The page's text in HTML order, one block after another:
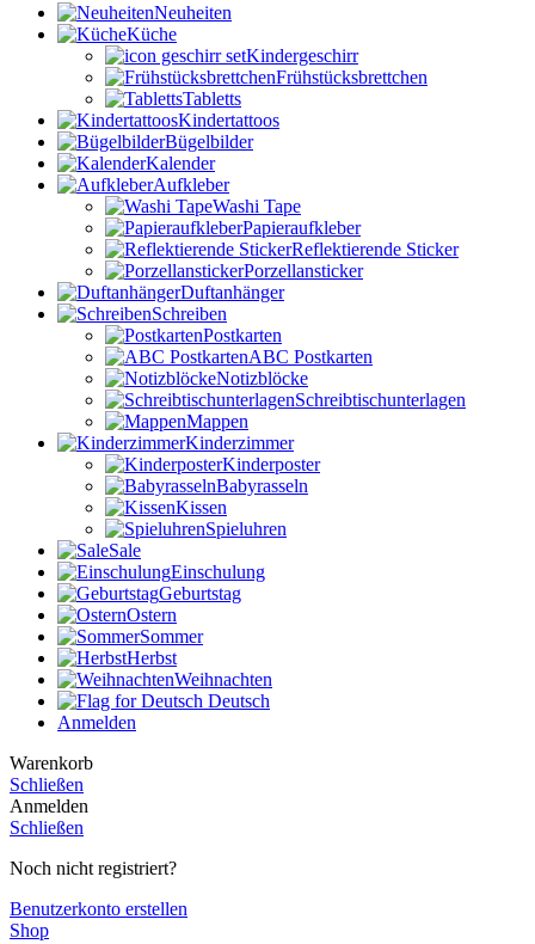
Neuheiten
Küche
Kindergeschirr
Frühstücksbrettchen
Tabletts
Kindertattoos
Bügelbilder
Kalender
Aufkleber
Washi Tape
Papieraufkleber
Reflektierende Sticker
Porzellansticker
Duftanhänger
Schreiben
Postkarten
ABC Postkarten
Notizblöcke
Schreibtischunterlagen
Mappen
Kinderzimmer
Kinderposter
Babyrasseln
Kissen
Spieluhren
Sale
Einschulung
Geburtstag
Ostern
Sommer
Herbst
Weihnachten
Deutsch
Anmelden
Warenkorb
Schließen
Anmelden
Schließen
Noch nicht registriert?
Benutzerkonto erstellen
Shop